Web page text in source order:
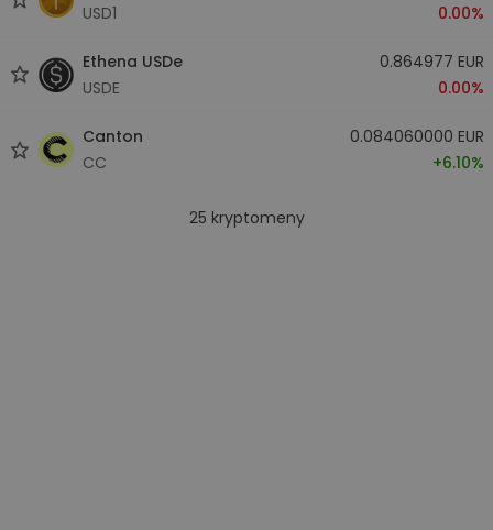
USD1
0.00%
Ethena USDe
USDE
0.864977 EUR
0.00%
Canton
CC
0.084060000 EUR
+6.10%
25 kryptomeny